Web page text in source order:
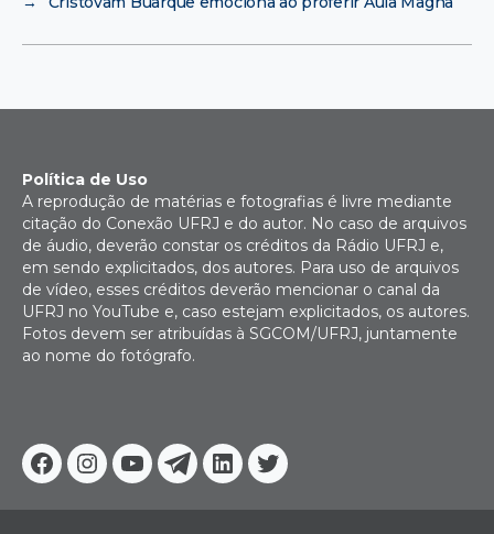
Facebook
Instagram
YoutubeTelegram
Linkedin
Twitter
Política de Uso
A reprodução de matérias e fotografias é livre mediante
citação do Conexão UFRJ e do autor. No caso de arquivos
de áudio, deverão constar os créditos da Rádio UFRJ e,
em sendo explicitados, dos autores. Para uso de arquivos
de vídeo, esses créditos deverão mencionar o canal da
UFRJ no YouTube e, caso estejam explicitados, os autores.
Fotos devem ser atribuídas à SGCOM/UFRJ, juntamente
ao nome do fotógrafo.